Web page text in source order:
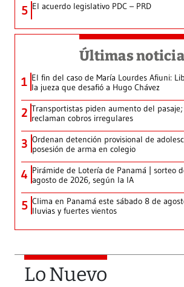
5 El acuerdo legislativo PDC – PRD
Últimas
1 El fin del caso de María Lourdes Afiuni:
la jueza que desafió a Hugo Chávez
2 Transportistas piden aumento del
reclaman cobros irregulares
3 Ordenan detención provisional de
posesión de arma en colegio
4 Pirámide de Lotería de Panamá | sorteo
agosto de 2026, según la IA
5 Clima en Panamá este sábado 8 de
lluvias y fuertes vientos
Lo Nuevo